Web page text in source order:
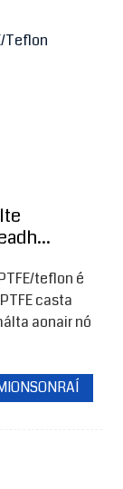
teflon é
casta
aonair nó